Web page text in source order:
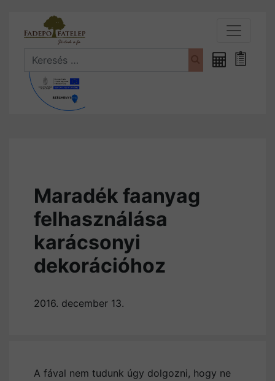
Search
Fűrészáru
Maradék faanyag
felhasználása
karácsonyi
dekorációhoz
2016. december 13.
A fával nem tudunk úgy dolgozni, hogy ne